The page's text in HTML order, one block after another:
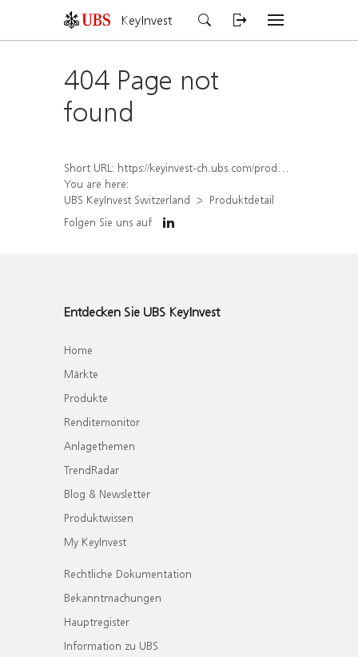
KeyInvest
404 Page not
found
Short URL: https://keyinvest-ch.ubs.com/produkt/detail/index/isin/CH1558310673
You are here:
UBS KeyInvest Switzerland
Produktdetail
Folgen Sie uns auf
Entdecken Sie UBS KeyInvest
Home
Märkte
Produkte
Renditemonitor
Anlagethemen
TrendRadar
Blog & Newsletter
Produktwissen
My KeyInvest
Rechtliche Dokumentation
Bekanntmachungen
Hauptregister
Information zu UBS